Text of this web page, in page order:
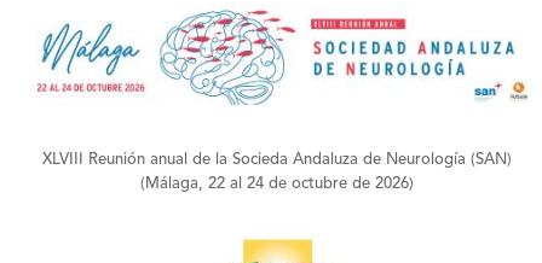
+
XLVIII Reunión anual de la Socieda Andaluza de Neurología (SAN)
(Málaga, 22 al 24 de octubre de 2026)